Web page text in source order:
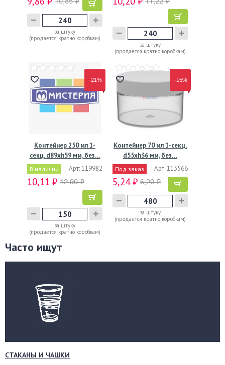
за штуку
(продается кратно коробкам)
за штуку
(продается кратно коробкам)
−21%
Контейнер 250 мл 1-
секц. d89хh59 мм, без…
В наличии Арт: 119982
10,11 ₽ 12,90 ₽
за штуку
(продается кратно коробкам)
−15%
Контейнер 70 мл 1-секц.
d55хh36 мм, без…
Под заказ Арт: 113566
5,24 ₽ 6,20 ₽
за штуку
(продается кратно коробкам)
Часто ищут
СТАКАНЫ И ЧАШКИ